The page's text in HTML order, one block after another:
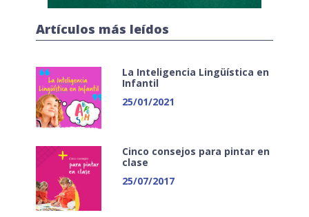
Artículos más leídos
La Inteligencia Lingüística en
Infantil
25/01/2021
Cinco consejos para pintar en
clase
25/07/2017